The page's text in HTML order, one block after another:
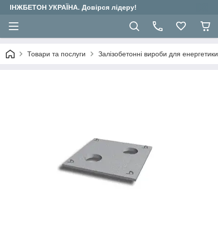
ІНЖБЕТОН УКРАЇНА. Довірся лідеру!
Товари та послуги Залізобетонні вироби для енергетики